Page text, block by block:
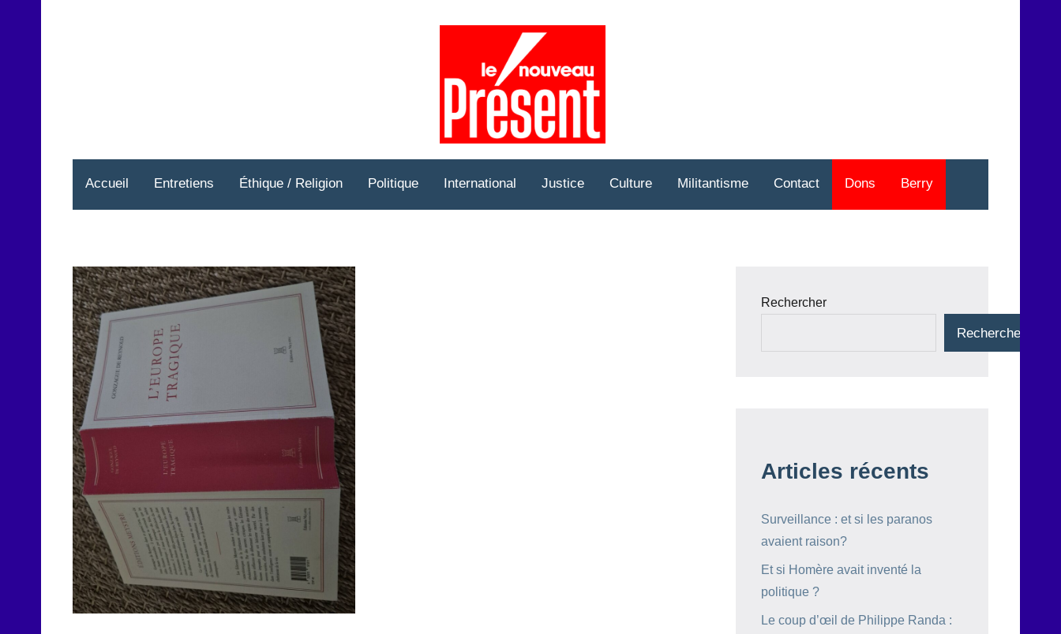
Accueil Entretiens Éthique / Religion Politique International Justice Culture Militantisme Contact Dons Berry
Rechercher
Rechercher
Articles récents
Surveillance : et si les paranos
avaient raison?
Et si Homère avait inventé la
politique ?
Le coup d’œil de Philippe Randa :